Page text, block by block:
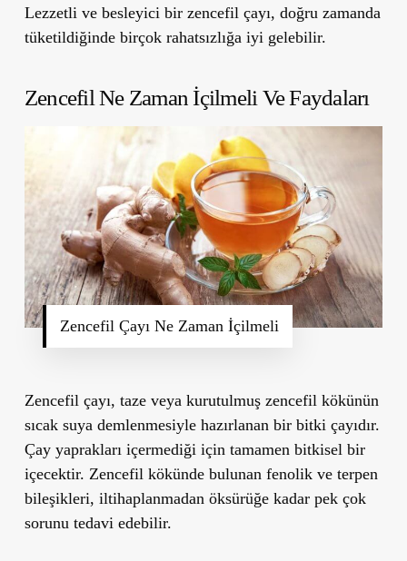
Lezzetli ve besleyici bir zencefil çayı, doğru zamanda
tüketildiğinde birçok rahatsızlığa iyi gelebilir.
Zencefil Ne Zaman İçilmeli Ve Faydaları
Zencefil Çayı Ne Zaman İçilmeli
Zencefil çayı, taze veya kurutulmuş zencefil kökünün
sıcak suya demlenmesiyle hazırlanan bir bitki çayıdır.
Çay yaprakları içermediği için tamamen bitkisel bir
içecektir. Zencefil kökünde bulunan fenolik ve terpen
bileşikleri, iltihaplanmadan öksürüğe kadar pek çok
sorunu tedavi edebilir.